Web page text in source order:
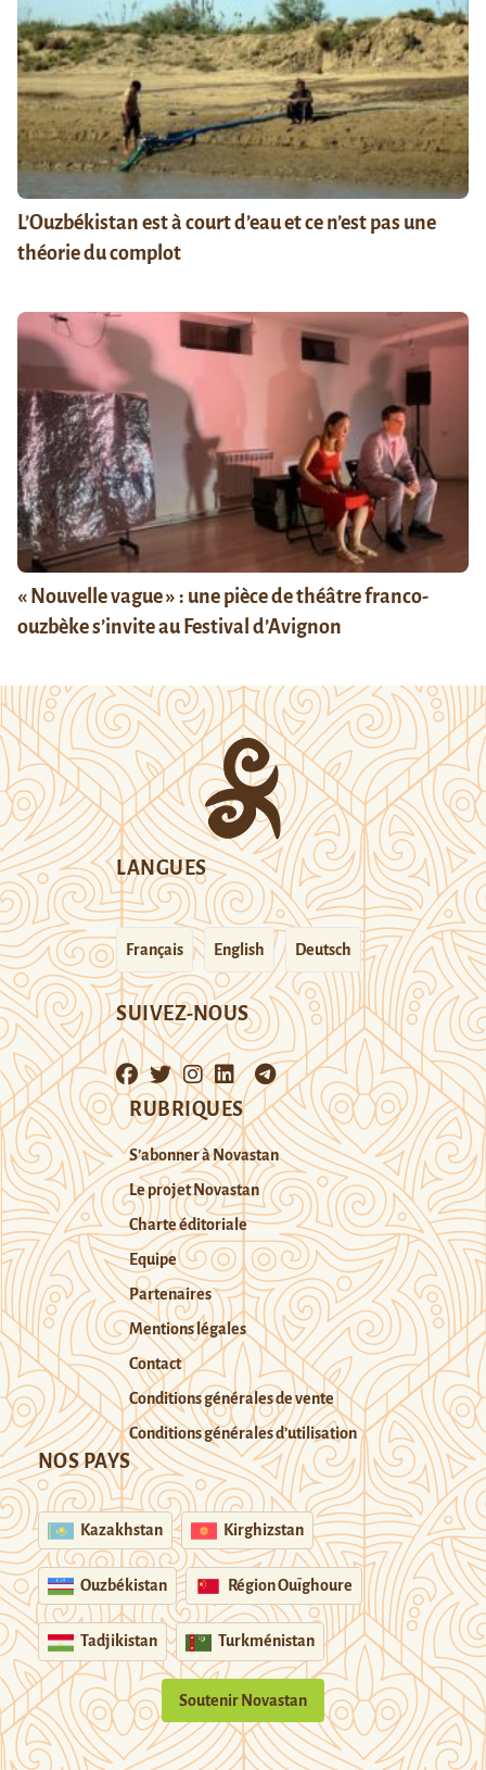
L’Ouzbékistan est à court d’eau et ce n’est pas une
théorie du complot
« Nouvelle vague » : une pièce de théâtre franco-
ouzbèke s’invite au Festival d’Avignon
LANGUES
Français English Deutsch
SUIVEZ-NOUS
RUBRIQUES
S’abonner à Novastan
Le projet Novastan
Charte éditoriale
Equipe
Partenaires
Mentions légales
Contact
Conditions générales de vente
Conditions générales d’utilisation
NOS PAYS
Kazakhstan Kirghizstan
Ouzbékistan Région Ouïghoure
Tadjikistan Turkménistan
Soutenir Novastan